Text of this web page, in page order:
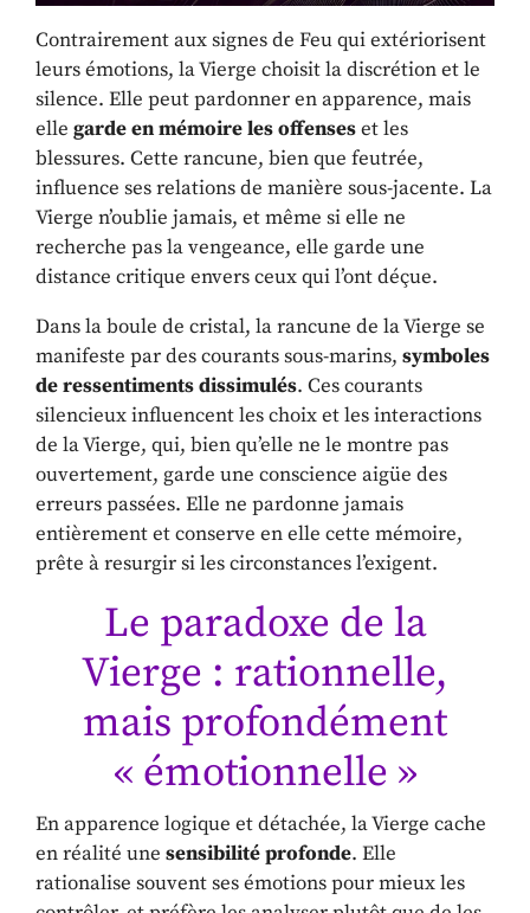
Contrairement aux signes de Feu qui extériorisent
leurs émotions, la Vierge choisit la discrétion et le
silence. Elle peut pardonner en apparence, mais
elle garde en mémoire les offenseset les
blessures. Cette rancune, bien que feutrée,
influence ses relations de manière sous-jacente. La
Vierge n’oublie jamais, et même si elle ne
recherche pas la vengeance, elle garde une
distance critique envers ceux qui l’ont déçue.
Dans la boule de cristal, la rancune de la Vierge se
manifeste par des courants sous-marins, symboles
de ressentiments dissimulés. Ces courants
silencieux influencent les choix et les interactions
de la Vierge, qui, bien qu’elle ne le montre pas
ouvertement, garde une conscience aigüe des
erreurs passées. Elle ne pardonne jamais
entièrement et conserve en elle cette mémoire,
prête à resurgir si les circonstances l’exigent.
Le paradoxe de la
Vierge : rationnelle,
mais profondément
« émotionnelle »
En apparence logique et détachée, la Vierge cache
en réalité une sensibilité profonde. Elle
rationalise souvent ses émotions pour mieux les